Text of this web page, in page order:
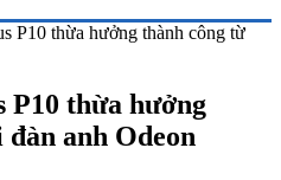
P10 thừa hưởng thành công từ
thừa hưởng
anh Odeon